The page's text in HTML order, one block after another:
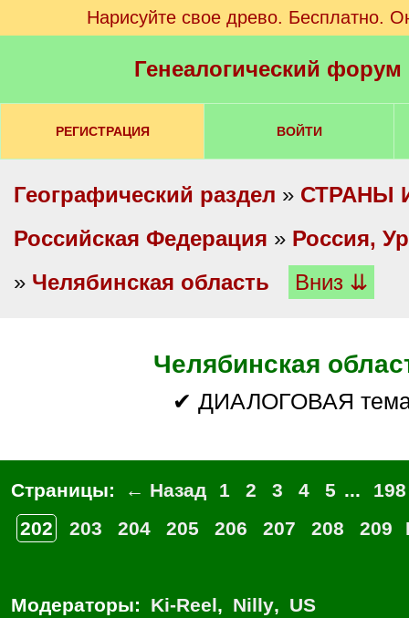
Нарисуйте свое древо. Бесплатно.
Генеалогический
РЕГИСТРАЦИЯ ВОЙТИ
Географический раздел » СТРАНЫ
Российская Федерация » Россия,
» Челябинская область Вниз ⇊
Челябинская
✔ ДИАЛОГОВАЯ
Страницы: ← Назад 1 2 3 4 5 ...
198
202
203 204 205 206 207 208 209
Модераторы: Ki-Reel, Nilly, US